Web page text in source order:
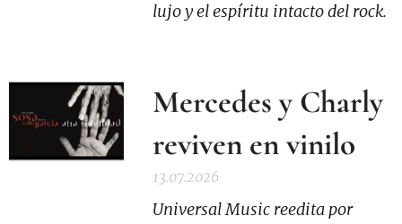
lujo y el espíritu intacto del rock.
Mercedes y Charly
reviven en vinilo
13.07.2026
Universal Music reedita por